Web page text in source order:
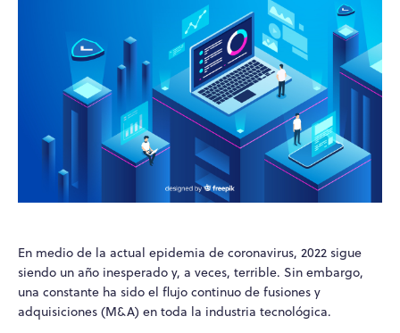
En medio de la actual epidemia de coronavirus, 2022 sigue
siendo un año inesperado y, a veces, terrible. Sin embargo,
una constante ha sido el flujo continuo de fusiones y
adquisiciones (M&A) en toda la industria tecnológica.